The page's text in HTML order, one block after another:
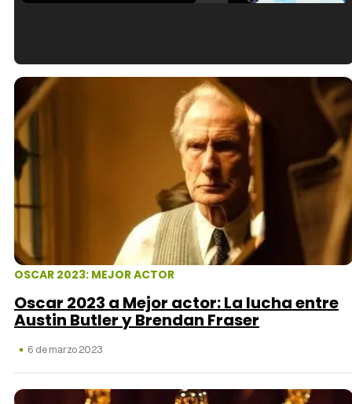
Tráiler en español de 'La isla olvidada'
Tráiler 'Vida perra' (2026)
OSCAR 2023: MEJOR ACTOR
Oscar 2023 a Mejor actor: La lucha entre
Austin Butler y Brendan Fraser
6 de marzo 2023